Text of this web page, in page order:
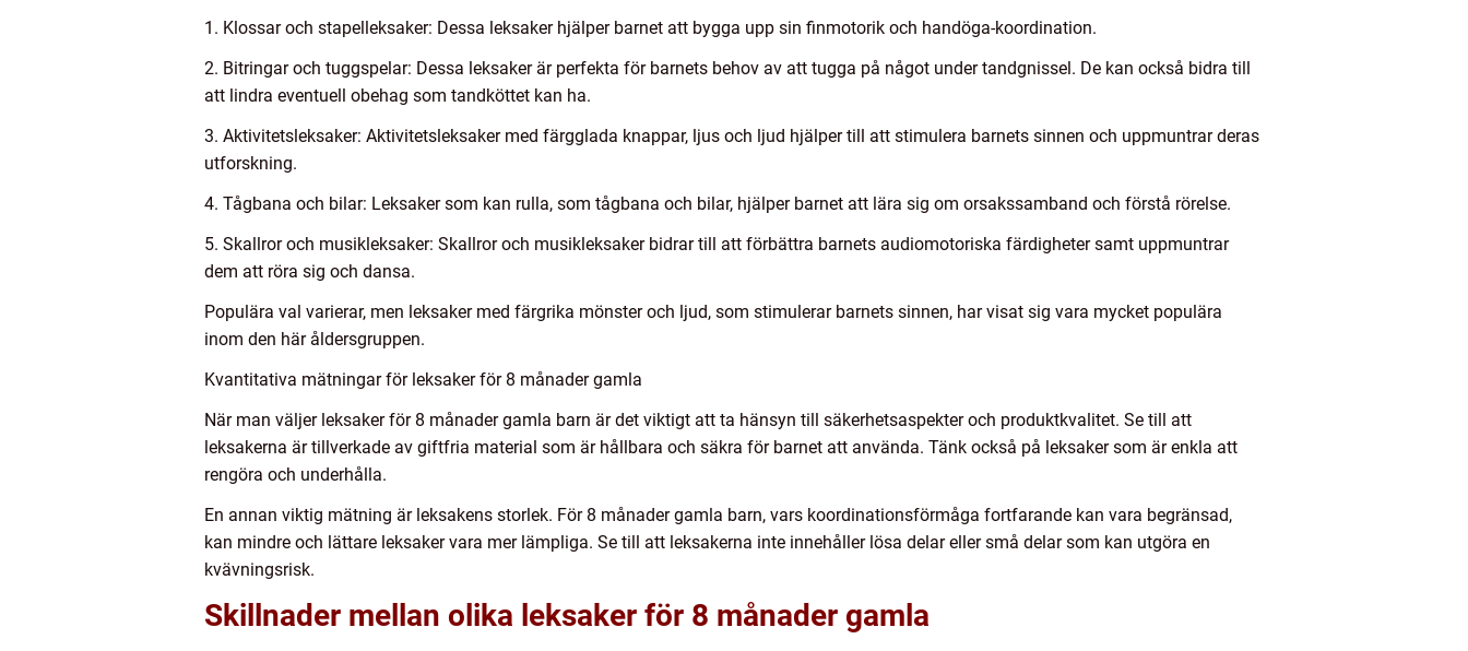
1. Klossar och stapelleksaker: Dessa leksaker hjälper barnet att bygga upp sin finmotorik och handöga-koordination.
2. Bitringar och tuggspelar: Dessa leksaker är perfekta för barnets behov av att tugga på något under tandgnissel. De kan också bidra till
att lindra eventuell obehag som tandköttet kan ha.
3. Aktivitetsleksaker: Aktivitetsleksaker med färgglada knappar, ljus och ljud hjälper till att stimulera barnets sinnen och uppmuntrar deras
utforskning.
4. Tågbana och bilar: Leksaker som kan rulla, som tågbana och bilar, hjälper barnet att lära sig om orsakssamband och förstå rörelse.
5. Skallror och musikleksaker: Skallror och musikleksaker bidrar till att förbättra barnets audiomotoriska färdigheter samt uppmuntrar
dem att röra sig och dansa.
Populära val varierar, men leksaker med färgrika mönster och ljud, som stimulerar barnets sinnen, har visat sig vara mycket populära
inom den här åldersgruppen.
Kvantitativa mätningar för leksaker för 8 månader gamla
När man väljer leksaker för 8 månader gamla barn är det viktigt att ta hänsyn till säkerhetsaspekter och produktkvalitet. Se till att
leksakerna är tillverkade av giftfria material som är hållbara och säkra för barnet att använda. Tänk också på leksaker som är enkla att
rengöra och underhålla.
En annan viktig mätning är leksakens storlek. För 8 månader gamla barn, vars koordinationsförmåga fortfarande kan vara begränsad,
kan mindre och lättare leksaker vara mer lämpliga. Se till att leksakerna inte innehåller lösa delar eller små delar som kan utgöra en
kvävningsrisk.
Skillnader mellan olika leksaker för 8 månader gamla